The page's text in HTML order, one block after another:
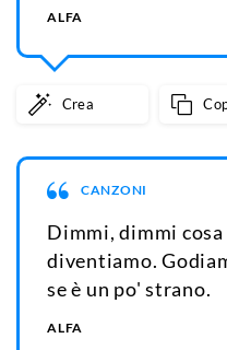
ALFA
Crea
CANZONI
Dimmi, dimmi
diventiamo.
se è un po' strano.
ALFA